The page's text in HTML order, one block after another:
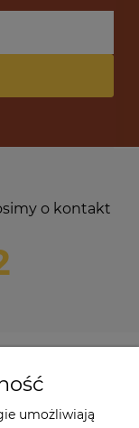
o kontakt
umożliwiają